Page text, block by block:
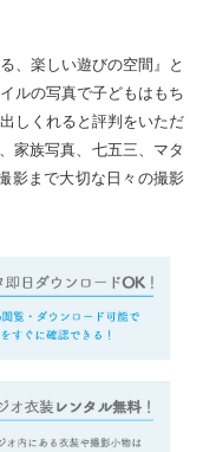
、楽しい遊びの空間』と
ルの写真で子どもはもち
しくれると評判をいただ
家族写真、七五三、マタ
影まで大切な日々の撮影